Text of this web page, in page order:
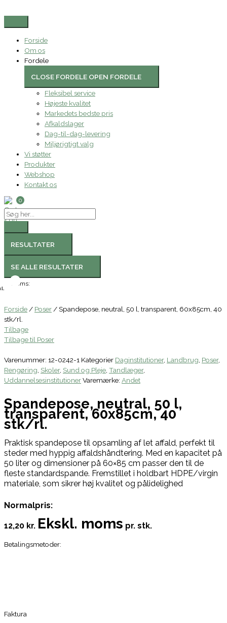
til
Forside
Om os
Fordele
CLOSE FORDELE OPEN FORDELE
Fleksibel service
Højeste kvalitet
Markedets bedste pris
Afkaldslager
Dag-til-dag-levering
Miljørigtigt valg
Vi støtter
Produkter
Webshop
Kontakt os
0
...
RESULTATER
SE ALLE RESULTATER
Moms:
Forside/ Poser/ Spandepose, neutral, 50 l, transparent, 60x85cm, 40
stk/rl.
Tilbage
Tilbage til Poser
Varenummer: 12-0242-1 Kategorier Daginstitutioner, Landbrug, Poser,
Rengøring, Skoler, Sund og Pleje, Tandlæger,
UddannelsesinstitutionerVaremærke: Andet
Spandepose, neutral, 50 l,
transparent, 60x85cm, 40
stk/rl.
Praktisk spandepose til opsamling af let affald, perfekt til
steder med hyppig affaldshåndtering. Med en kapacitet på
50 liter og dimensioner på 60×85 cm passer den til de
fleste standardspande. Fremstillet i holdbart HDPE/virgin
materiale, som sikrer høj kvalitet og pålidelighed
Normalpris:
12,20 kr. Ekskl. moms pr. stk.
Betalingsmetoder:
Faktura
neutral,
transparent,
60x85cm,